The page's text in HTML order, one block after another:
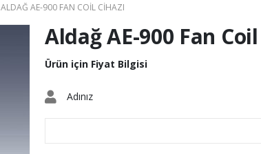
ALDAĞ AE-900 FAN COIL CIHAZI
Aldağ AE-900 Fan Coil
Ürün için Fiyat Bilgisi
Adınız